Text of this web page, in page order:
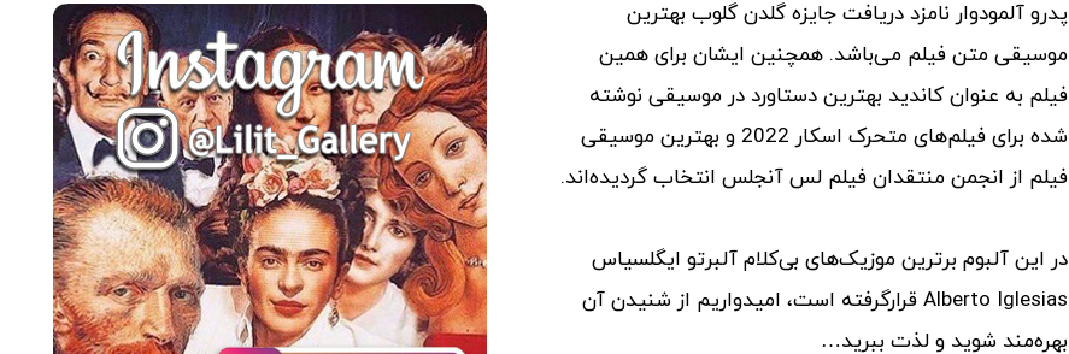
پدرو آلمودوار نامزد دریافت جایزه گلدن گلوب بهترین
موسیقی متن فیلم می‌باشد. همچنین ایشان برای همین
فیلم به عنوان کاندید بهترین دستاورد در موسیقی نوشته
شده برای فیلم‌های متحرک اسکار 2022 و بهترین موسیقی
فیلم از انجمن منتقدان فیلم لس آنجلس انتخاب گردیده‌اند.
در این آلبوم برترین موزیک‌های بی‌کلام آلبرتو ایگلسیاس
Alberto Iglesias قرارگرفته است، امیدواریم از شنیدن آن
بهره‌مند شوید و لذت ببرید…